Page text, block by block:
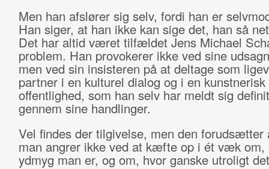
Men han afslører sig selv, fordi han er
Han siger, at han ikke kan sige det, han så
Det har altid været tilfældet Jens Michael
problem. Han provokerer ikke ved sine
men ved sin insisteren på at deltage som
partner i en kulturel dialog og i en kunstnerisk
offentlighed, som han selv har meldt sig
gennem sine handlinger.
Vel findes der tilgivelse, men den forudsætter
man angrer ikke ved at kæfte op i ét væk om,
ydmyg man er, og om, hvor ganske utroligt